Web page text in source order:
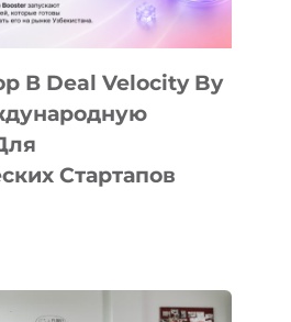
В Deal Velocity By
Стартапов